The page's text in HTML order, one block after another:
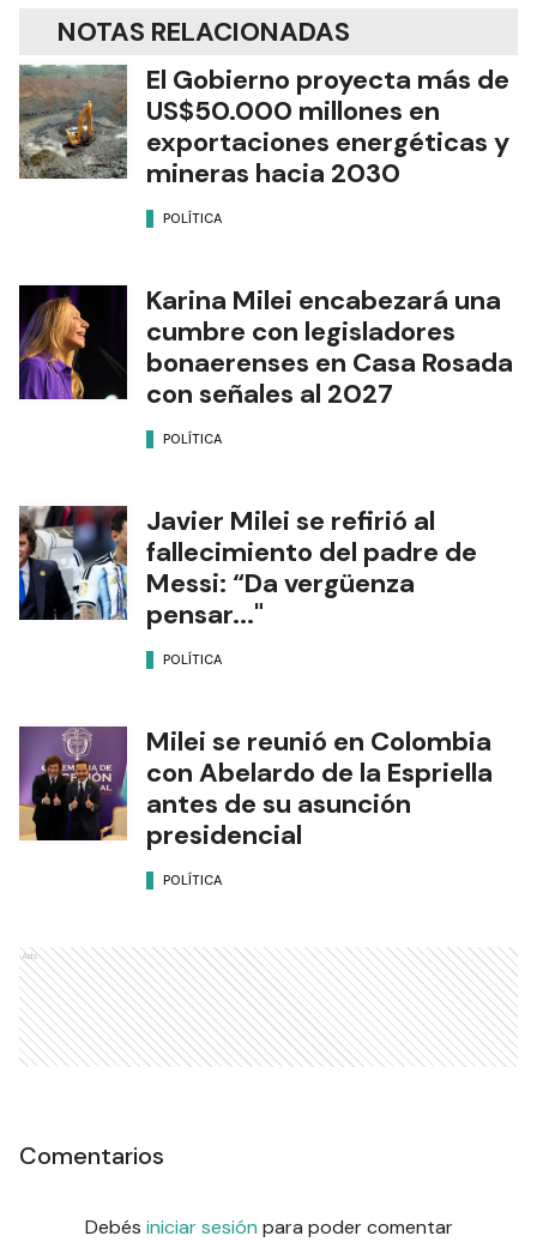
NOTAS RELACIONADAS
El Gobierno proyecta más de
US$50.000 millones en
exportaciones energéticas y
mineras hacia 2030
POLÍTICA
Karina Milei encabezará una
cumbre con legisladores
bonaerenses en Casa Rosada
con señales al 2027
POLÍTICA
Javier Milei se refirió al
fallecimiento del padre de
Messi: “Da vergüenza
pensar..."
POLÍTICA
Milei se reunió en Colombia
con Abelardo de la Espriella
antes de su asunción
presidencial
POLÍTICA
Ads
Comentarios
Debés iniciar sesión para poder comentar